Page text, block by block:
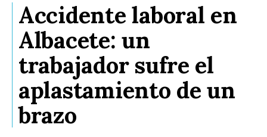
Accidente laboral en
Albacete: un
trabajador sufre el
aplastamiento de un
brazo